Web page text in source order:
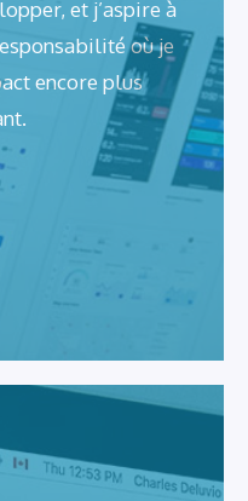
et j’aspire à
où je
encore plus